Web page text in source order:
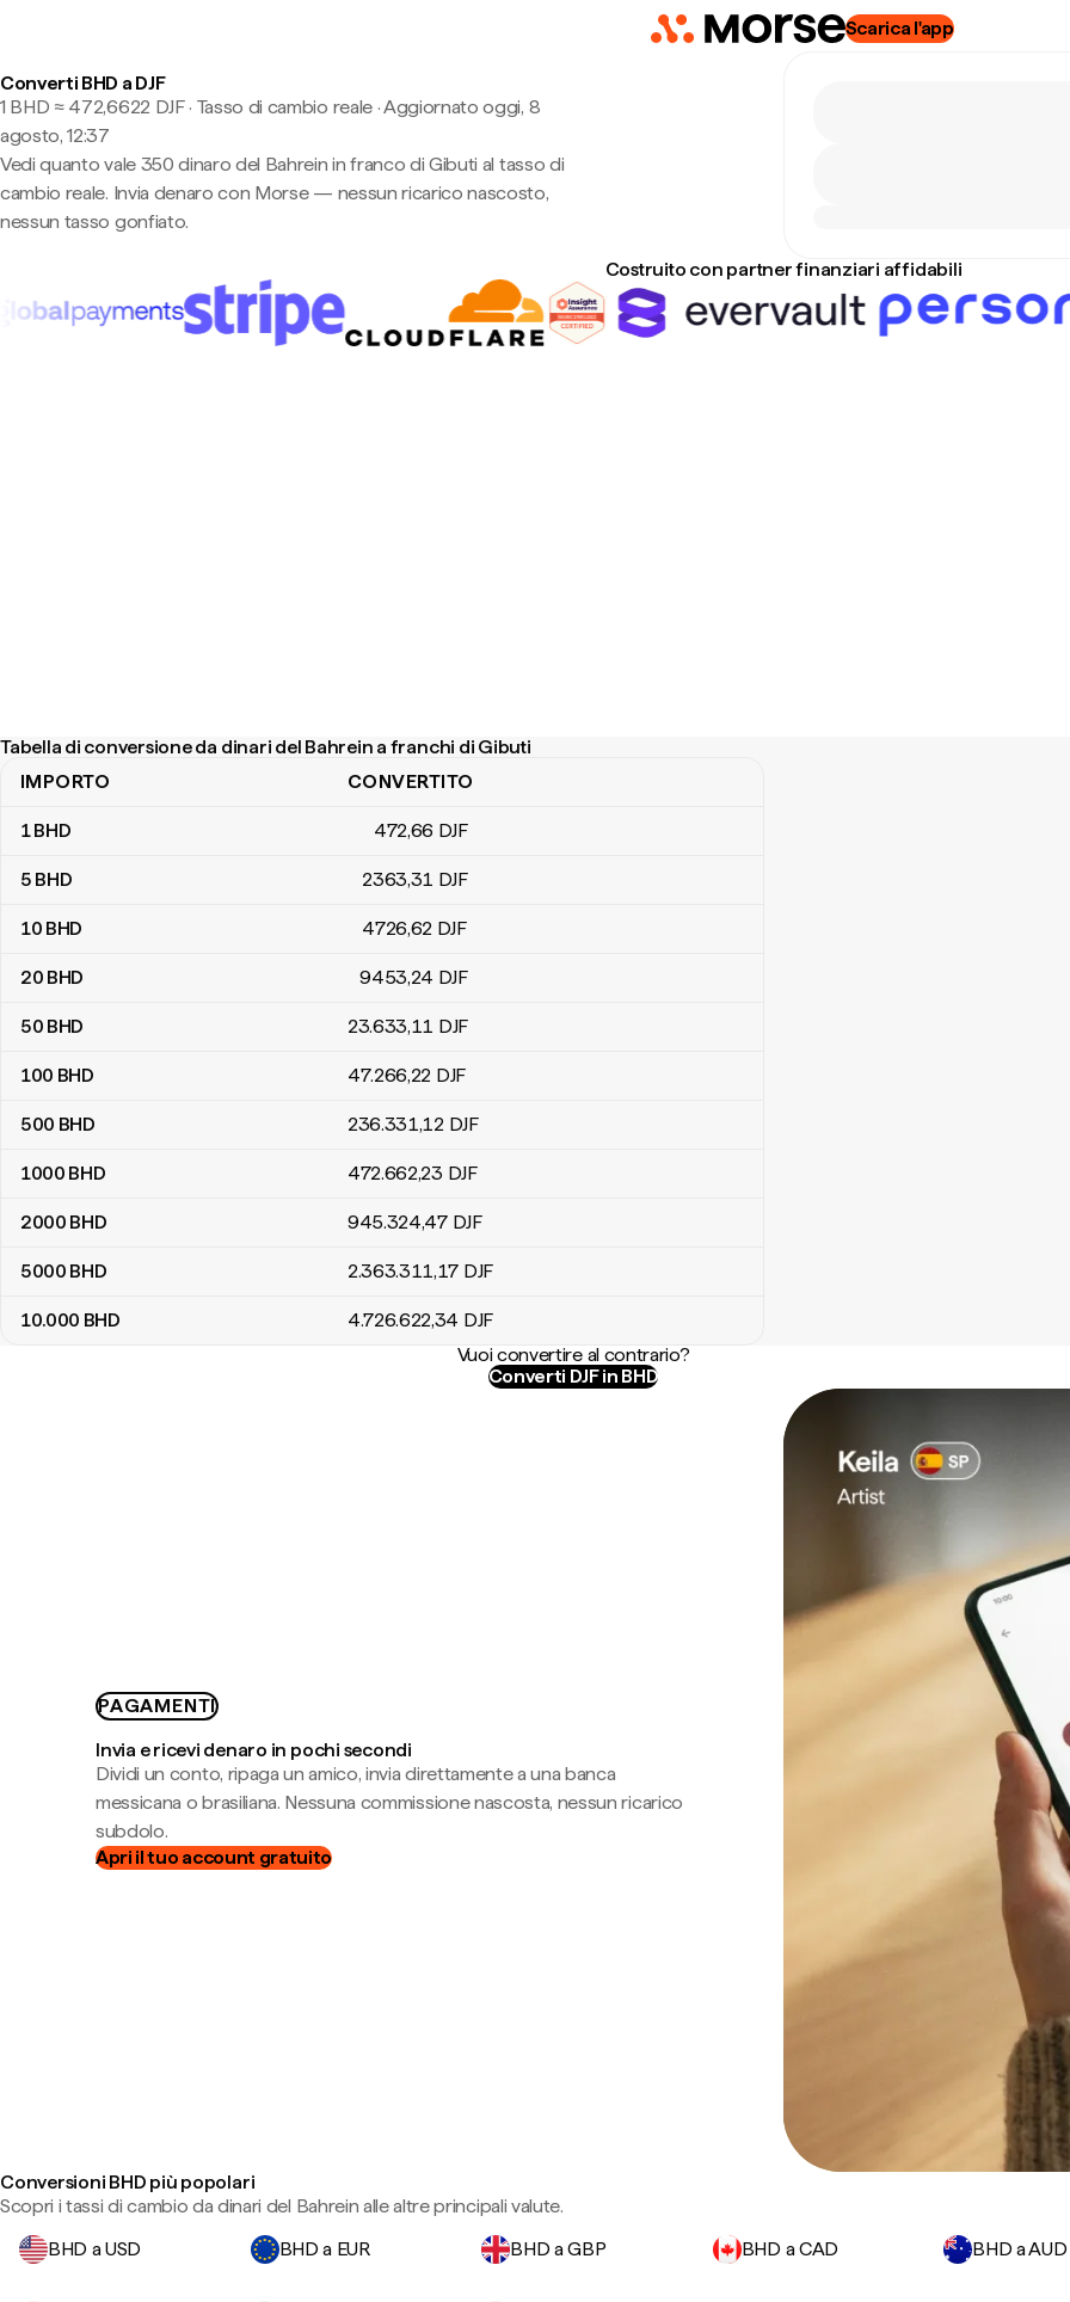
Scarica l'app
Converti BHD a DJF
1 BHD ≈ 472,6622 DJF · Tasso di cambio reale·Aggiornato oggi, 8
agosto, 12:37
Vedi quanto vale 350 dinaro del Bahrein in franco di Gibuti al tasso di
cambio reale. Invia denaro con Morse — nessun ricarico nascosto,
nessun tasso gonfiato.
Costruito con partner finanziari affidabili
Tabella di conversione da dinari del Bahrein a franchi di Gibuti
Tabella di conversione da dinari del Bahrein a franchi di Gibuti
IMPORTO CONVERTITO
1BHD 472,66 DJF
5 BHD 2363,31 DJF
10 BHD 4726,62 DJF
20 BHD 9453,24 DJF
50 BHD 23.633,11 DJF
100 BHD 47.266,22 DJF
500 BHD 236.331,12 DJF
1000 BHD 472.662,23 DJF
2000 BHD 945.324,47 DJF
5000 BHD 2.363.311,17 DJF
10.000 BHD 4.726.622,34 DJF
Vuoi convertire al contrario?
Converti DJF in BHD
PAGAMENTI
Invia e ricevi denaro in pochi secondi
Dividi un conto, ripaga un amico, invia direttamente a una banca
messicana o brasiliana. Nessuna commissione nascosta, nessun ricarico
subdolo.
Apri il tuo account gratuito
Conversioni BHD più popolari
Scopri i tassi di cambio da dinari del Bahrein alle altre principali valute.
BHD a USD
BHD a EUR BHD a GBP BHD a CAD BHD a AUD